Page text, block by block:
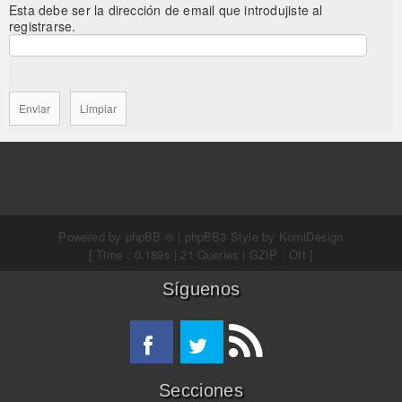
Esta debe ser la dirección de email que introdujiste al
registrarse.
Powered by phpBB ® | phpBB3 Style by KomiDesign
[ Time : 0.189s | 21 Queries | GZIP : Off ]
Síguenos
Secciones